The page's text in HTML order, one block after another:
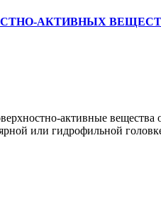
АКТИВНЫХ
активные
или гидрофильной